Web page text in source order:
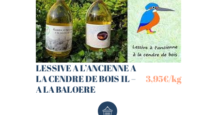
LESSIVE A L’ANCIENNE A
LA CENDRE DE BOIS 1L –
A LA BALOERE
3,95€/kg